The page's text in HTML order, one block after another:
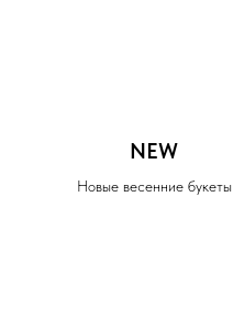
NEW
Новые весенние букеты